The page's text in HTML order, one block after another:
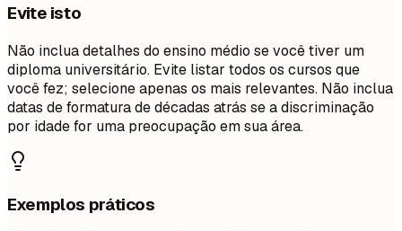
Evite isto
Não inclua detalhes do ensino médio se você tiver um
diploma universitário. Evite listar todos os cursos que
você fez; selecione apenas os mais relevantes. Não inclua
datas de formatura de décadas atrás se a discriminação
por idade for uma preocupação em sua área.
Exemplos práticos